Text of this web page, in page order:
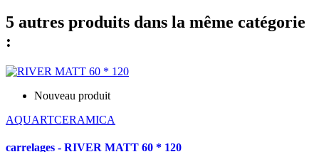
5 autres produits dans la même catégorie
:
Nouveau produit
AQUARTCERAMICA
carrelages - RIVER MATT 60 * 120